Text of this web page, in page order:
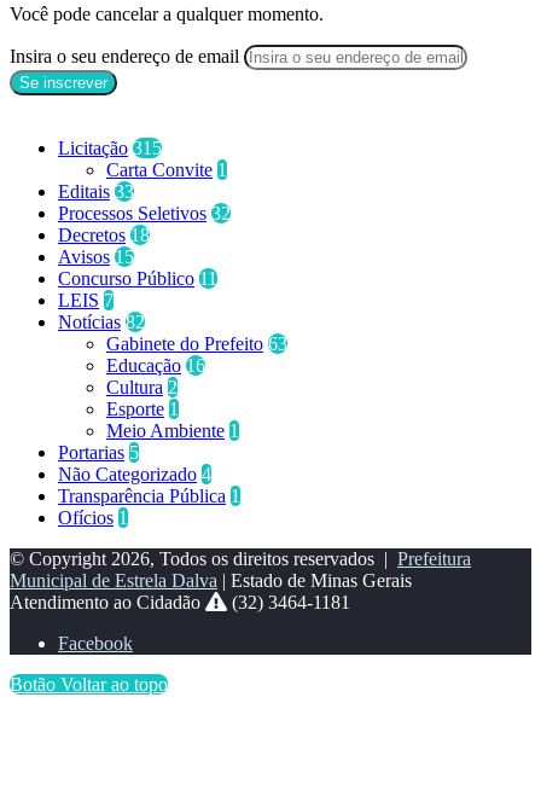
Você pode cancelar a qualquer momento.
Insira o seu endereço de email
Licitação 315
Carta Convite 1
Editais 33
Processos Seletivos 32
Decretos 18
Avisos 15
Concurso Público 11
LEIS 7
Notícias 82
Gabinete do Prefeito 63
Educação 16
Cultura 2
Esporte 1
Meio Ambiente 1
Portarias 5
Não Categorizado 4
Transparência Pública 1
Ofícios 1
© Copyright 2026, Todos os direitos reservados | Prefeitura
Municipal de Estrela Dalva | Estado de Minas Gerais
Atendimento ao Cidadão
(32) 3464-1181
Facebook
Botão Voltar ao topo